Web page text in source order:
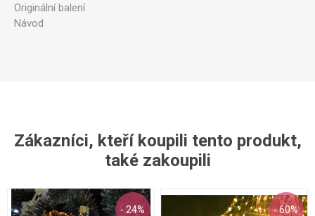
Originální balení
Návod
Zákazníci, kteří koupili tento produkt,
také zakoupili
- 24% - 60%